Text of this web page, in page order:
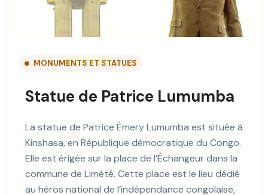
MONUMENTS ET STATUES
Statue de Patrice Lumumba
La statue de Patrice Émery Lumumba est située à
Kinshasa, en République démocratique du Congo.
Elle est érigée sur la place de l’Échangeur dans la
commune de Limété. Cette place est le lieu dédié
au héros national de l’indépendance congolaise,